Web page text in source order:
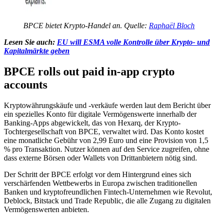
BPCE bietet Krypto-Handel an. Quelle: Raphaël Bloch
Lesen Sie auch: EU will ESMA volle Kontrolle über Krypto- und
Kapitalmärkte geben
BPCE rolls out paid in-app crypto
accounts
Kryptowährungskäufe und -verkäufe werden laut dem Bericht über
ein spezielles Konto für digitale Vermögenswerte innerhalb der
Banking-Apps abgewickelt, das von Hexarq, der Krypto-
Tochtergesellschaft von BPCE, verwaltet wird. Das Konto kostet
eine monatliche Gebühr von 2,99 Euro und eine Provision von 1,5
% pro Transaktion. Nutzer können auf den Service zugreifen, ohne
dass externe Börsen oder Wallets von Drittanbietern nötig sind.
Der Schritt der BPCE erfolgt vor dem Hintergrund eines sich
verschärfenden Wettbewerbs in Europa zwischen traditionellen
Banken und kryptofreundlichen Fintech-Unternehmen wie Revolut,
Deblock, Bitstack und Trade Republic, die alle Zugang zu digitalen
Vermögenswerten anbieten.